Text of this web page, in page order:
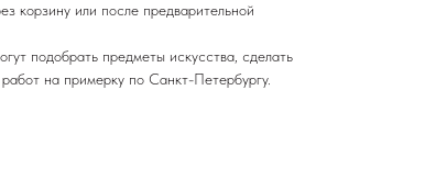
корзину или после предварительной
подобрать предметы искусства, сделать
на примерку по Санкт-Петербургу.